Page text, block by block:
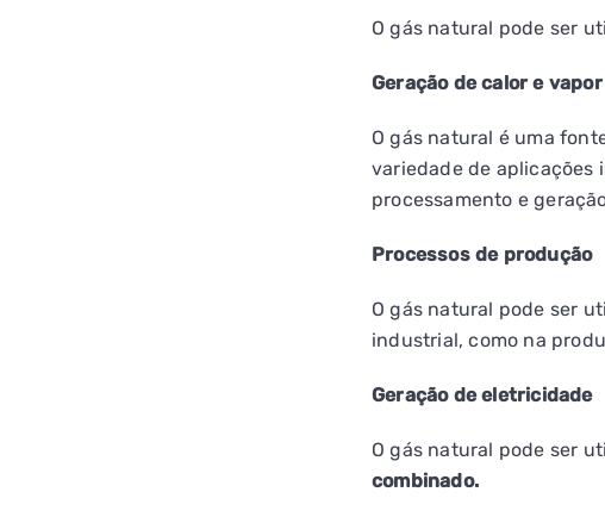
O gás natural pode ser
Geração de calor e vapor
O gás natural é uma
variedade de aplicações
processamento e
Processos de produção
O gás natural pode ser
industrial, como na
Geração de eletricidade
O gás natural pode ser
combinado.